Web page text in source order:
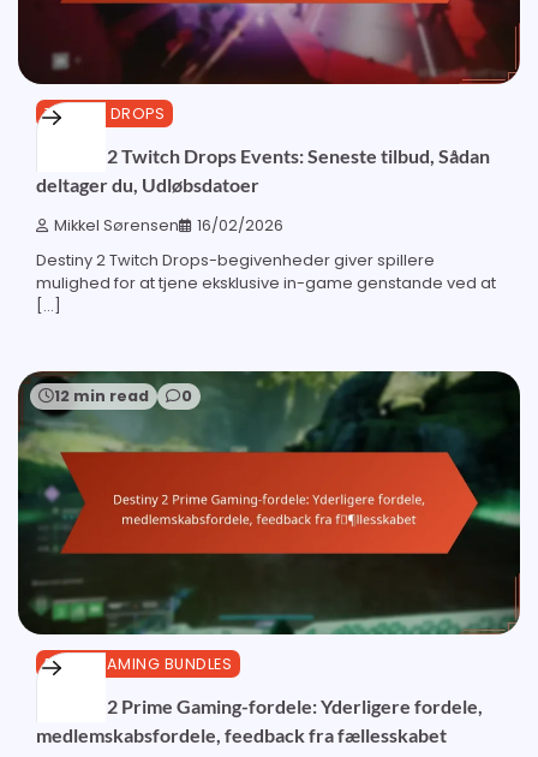
TWITCH DROPS
Destiny 2 Twitch Drops Events: Seneste tilbud, Sådan
deltager du, Udløbsdatoer
Mikkel Sørensen 16/02/2026
Destiny 2 Twitch Drops-begivenheder giver spillere
mulighed for at tjene eksklusive in-game genstande ved at
[…]
12 min read 0
PRIME GAMING BUNDLES
Destiny 2 Prime Gaming-fordele: Yderligere fordele,
medlemskabsfordele, feedback fra fællesskabet